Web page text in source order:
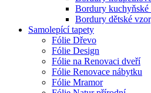
Bordury kuchyňské
Bordury dětské
Samolepící tapety
Fólie Dřevo
Fólie Design
Fólie na Renovaci dveří
Fólie Renovace nábytku
Fólie Mramor